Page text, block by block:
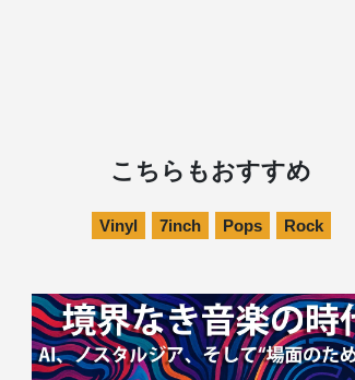
こちらもおすすめ
Vinyl 7inch Pops Rock